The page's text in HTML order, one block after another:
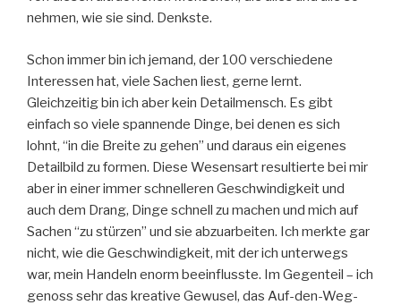
nehmen, wie sie sind. Denkste.
Schon immer bin ich jemand, der 100 verschiedene
Interessen hat, viele Sachen liest, gerne lernt.
Gleichzeitig bin ich aber kein Detailmensch. Es gibt
einfach so viele spannende Dinge, bei denen es sich
lohnt, “in die Breite zu gehen” und daraus ein eigenes
Detailbild zu formen. Diese Wesensart resultierte bei mir
aber in einer immer schnelleren Geschwindigkeit und
auch dem Drang, Dinge schnell zu machen und mich auf
Sachen “zu stürzen” und sie abzuarbeiten. Ich merkte gar
nicht, wie die Geschwindigkeit, mit der ich unterwegs
war, mein Handeln enorm beeinflusste. Im Gegenteil – ich
genoss sehr das kreative Gewusel, das Auf-den-Weg-